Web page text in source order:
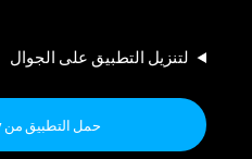
لتنزيل التطبيق على الجوال
حمل التطبيق من Google Play